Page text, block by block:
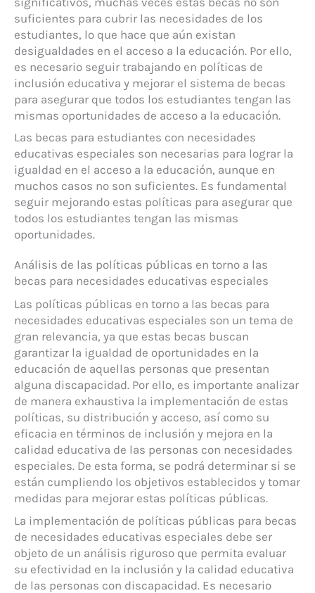
suficientes para cubrir las necesidades de los
estudiantes, lo que hace que aún existan
desigualdades en el acceso a la educación. Por ello,
es necesario seguir trabajando en políticas de
inclusión educativa y mejorar el sistema de becas
para asegurar que todos los estudiantes tengan las
mismas oportunidades de acceso a la educación.
Las becas para estudiantes con necesidades
educativas especiales son necesarias para lograr la
igualdad en el acceso a la educación, aunque en
muchos casos no son suficientes. Es fundamental
seguir mejorando estas políticas para asegurar que
todos los estudiantes tengan las mismas
oportunidades.
Análisis de las políticas públicas en torno a las
becas para necesidades educativas especiales
Las políticas públicas en torno a las becas para
necesidades educativas especiales son un tema de
gran relevancia, ya que estas becas buscan
garantizar la igualdad de oportunidades en la
educación de aquellas personas que presentan
alguna discapacidad. Por ello, es importante analizar
de manera exhaustiva la implementación de estas
políticas, su distribución y acceso, así como su
eficacia en términos de inclusión y mejora en la
calidad educativa de las personas con necesidades
especiales. De esta forma, se podrá determinar si se
están cumpliendo los objetivos establecidos y tomar
medidas para mejorar estas políticas públicas.
La implementación de políticas públicas para becas
de necesidades educativas especiales debe ser
objeto de un análisis riguroso que permita evaluar
su efectividad en la inclusión y la calidad educativa
de las personas con discapacidad. Es necesario